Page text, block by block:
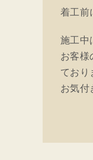
着工前
施工中
お客様
ており
お気付